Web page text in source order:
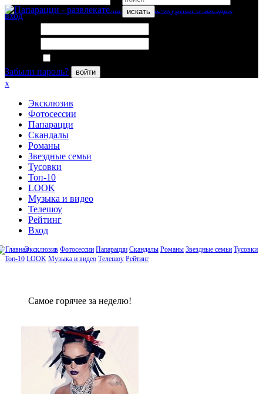
искать
вход
Забыли пароль?
войти
x
Эксклюзив
Фотосессии
Папарацци
Скандалы
Романы
Звездные семьи
Тусовки
Топ-10
LOOK
Музыка и видео
Телешоу
Рейтинг
Вход
Эксклюзив Фотосессии Папарацци Скандалы Романы Звездные семьи Тусовки
Топ-10 LOOK Музыка и видео Телешоу Рейтинг
Сaмое гoрячее за неделю!